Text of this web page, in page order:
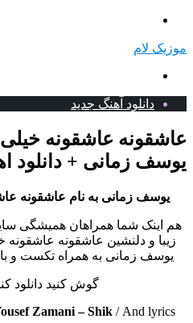
موزیک لام
دانلود آهنگ جدید
عاشقونه عاشقونه
یوسف زمانی + دانلود
یوسف زمانی به نام عاشقونه
هم اینک شما همراهان همیشگی
زیبا و دلنشین عاشقونه
یوسف زمانی به همراه تکست و
گوش کنید دانلود
Zamani – Shik / And lyrics